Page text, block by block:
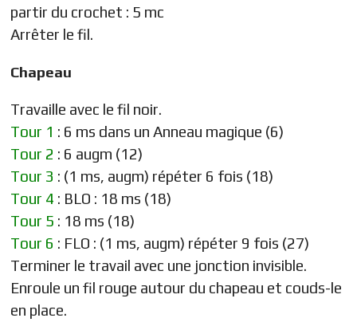
partir du crochet : 5 mc
Arrêter le fil.
Chapeau
Travaille avec le fil noir.
Tour 1 : 6 ms dans un Anneau magique (6)
Tour 2 : 6 augm (12)
Tour 3 : (1 ms, augm) répéter 6 fois (18)
Tour 4 : BLO : 18 ms (18)
Tour 5 : 18 ms (18)
Tour 6 : FLO : (1 ms, augm) répéter 9 fois (27)
Terminer le travail avec une jonction invisible.
Enroule un fil rouge autour du chapeau et couds-le
en place.